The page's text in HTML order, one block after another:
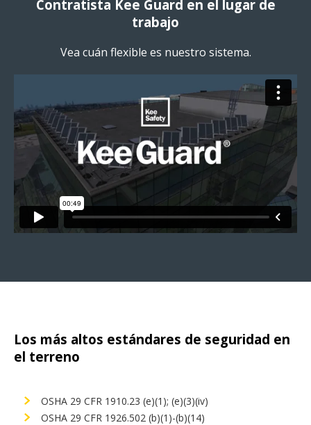
Contratista Kee Guard en el lugar de
trabajo
Vea cuán flexible es nuestro sistema.
Los más altos estándares de seguridad en
el terreno
OSHA 29 CFR 1910.23 (e)(1); (e)(3)(iv)
OSHA 29 CFR 1926.502 (b)(1)-(b)(14)